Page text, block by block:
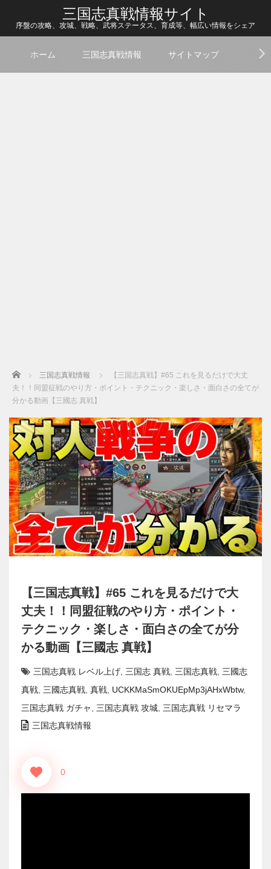
三国志真戦情報サイト
序盤の攻略、攻城、戦略、武将ステータス、育成等、幅広い情報をシェア
ホーム 三国志真戦情報 サイトマップ
Home 三国志真戦情報
【三国志真戦】#65 これを見るだけで大丈
夫！！同盟征戦のやり方・ポイント・テクニック・楽しさ・面白さの全てが
分かる動画【三國志 真戦】
【三国志真戦】#65 これを見るだけで大
丈夫！！同盟征戦のやり方・ポイント・
テクニック・楽しさ・面白さの全てが分
かる動画【三國志 真戦】
三国志真戦 レベル上げ 三国志 真戦 三国志真戦 三國志
真戦 三國志真戦 真戦 UCKKMaSmOKUEpMp3jAHxWbtw,
三国志真戦 ガチャ
三国志真戦 攻城 三国志真戦 リセマラ
三国志真戦情報
0